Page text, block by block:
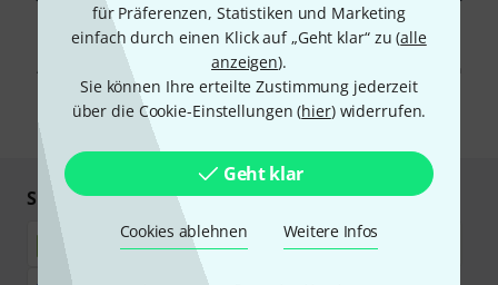
für Präferenzen, Statistiken und Marketing
einfach durch einen Klick auf „Geht klar“ zu (alle
anzeigen).
Sie können Ihre erteilte Zustimmung jederzeit
über die Cookie-Einstellungen (hier) widerrufen.
Geht klar
Cookies ablehnen Weitere Infos
Mit Klick auf „Jetzt anmelden“ stimmen Sie dem Erhalt von E-Mail-
Werbung und einer Messung des E-Mail-Nutzungsverhaltens zu. Die
Abmeldung ist jederzeit möglich. Weitere Informationen finden Sie in
unserenDatenschutzhinweisen.
* Pflichtfeld
Sicher einkaufen & bezahlen